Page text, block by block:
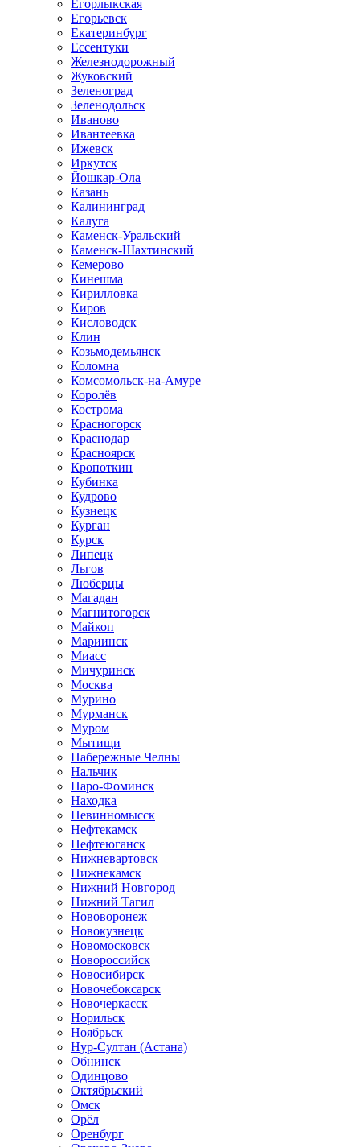
Егорлыкская
Егорьевск
Екатеринбург
Ессентуки
Железнодорожный
Жуковский
Зеленоград
Зеленодольск
Иваново
Ивантеевка
Ижевск
Иркутск
Йошкар-Ола
Казань
Калининград
Калуга
Каменск-Уральский
Каменск-Шахтинский
Кемерово
Кинешма
Кирилловка
Киров
Кисловодск
Клин
Козьмодемьянск
Коломна
Комсомольск-на-Амуре
Королёв
Кострома
Красногорск
Краснодар
Красноярск
Кропоткин
Кубинка
Кудрово
Кузнецк
Курган
Курск
Липецк
Льгов
Люберцы
Магадан
Магнитогорск
Майкоп
Мариинск
Миасс
Мичуринск
Москва
Мурино
Мурманск
Муром
Мытищи
Набережные Челны
Нальчик
Наро-Фоминск
Находка
Невинномысск
Нефтекамск
Нефтеюганск
Нижневартовск
Нижнекамск
Нижний Новгород
Нижний Тагил
Нововоронеж
Новокузнецк
Новомосковск
Новороссийск
Новосибирск
Новочебоксарск
Новочеркасск
Норильск
Ноябрьск
Нур-Султан (Астана)
Обнинск
Одинцово
Октябрьский
Омск
Орёл
Оренбург